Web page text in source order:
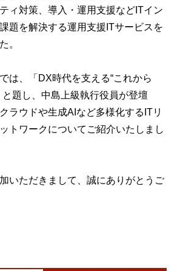
ィ対策、導入・運用支援などITイン
題を解決する運用支援ITサービスを
。
は、「DX時代を支える“これから
と題し、中島上級執行役員が登壇
ラウドや生成AIなど多様化するITリ
トワークについてご紹介いたしまし
いただきまして、誠にありがとうご